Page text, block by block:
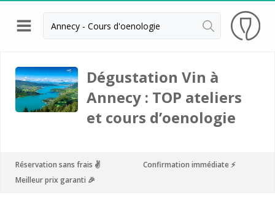
Retour
Visite cave & dégustation vin Beaune
Visite cave & dégustation vin Chablis
Visite cave & dégustation vin Châteauneuf du
Visite cave & dégustation Cognac
Dégustation Vin à
Annecy : TOP ateliers
et cours d’oenologie
Réservation sans frais ✌️
Confirmation immédiate ⚡️
Meilleur prix garanti 🎉